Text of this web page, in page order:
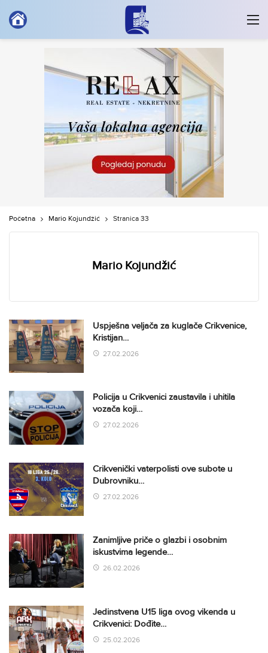
Početna Mario Kojundžić Stranica 33
Mario Kojundžić
Uspješna veljača za kuglače Crikvenice,
Kristijan…
27.02.2026
Policija u Crikvenici zaustavila i uhitila
vozača koji…
27.02.2026
Crikvenički vaterpolisti ove subote u
Dubrovniku…
27.02.2026
Zanimljive priče o glazbi i osobnim
iskustvima legende…
26.02.2026
Jedinstvena U15 liga ovog vikenda u
Crikvenici: Dođite…
25.02.2026